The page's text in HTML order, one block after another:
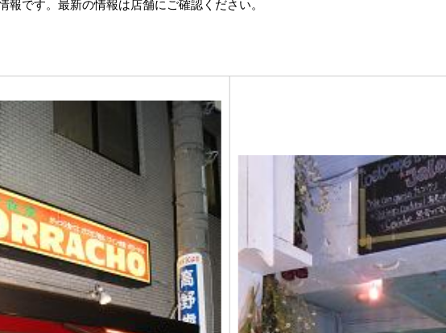
です。最新の情報は店舗にご確認ください。